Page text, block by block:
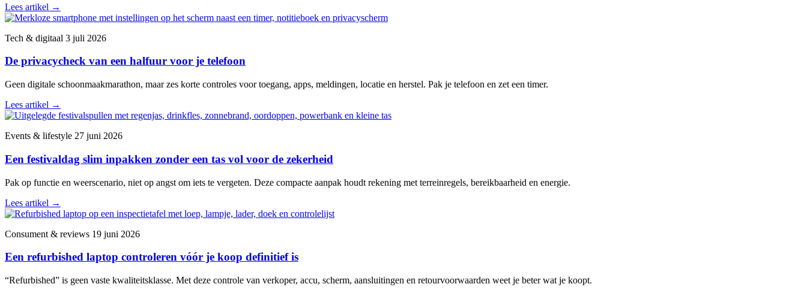
Lees artikel →
Tech & digitaal 3 juli 2026
De privacycheck van een halfuur voor je telefoon
Geen digitale schoonmaakmarathon, maar zes korte controles voor toegang, apps, meldingen, locatie en herstel. Pak je telefoon en zet een timer.
Lees artikel →
Events & lifestyle 27 juni 2026
Een festivaldag slim inpakken zonder een tas vol voor de zekerheid
Pak op functie en weerscenario, niet op angst om iets te vergeten. Deze compacte aanpak houdt rekening met terreinregels, bereikbaarheid en energie.
Lees artikel →
Consument & reviews 19 juni 2026
Een refurbished laptop controleren vóór je koop definitief is
“Refurbished” is geen vaste kwaliteitsklasse. Met deze controle van verkoper, accu, scherm, aansluitingen en retourvoorwaarden weet je beter wat je koopt.